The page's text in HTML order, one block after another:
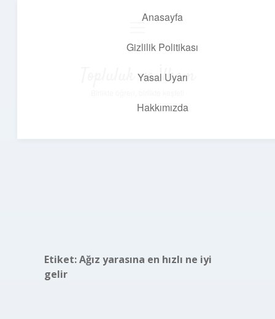
Anasayfa
Gizlilik Politikası
Yasal Uyarı
Hakkımızda
Topluluk ve İlham
Etiket:Ağız yarasına en hızlı ne iyi
gelir